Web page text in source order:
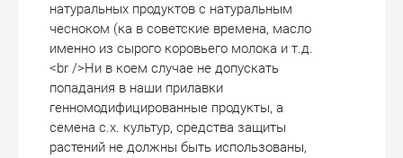
натуральных продуктов с натуральным
чесноком (ка в советские времена, масло
именно из сырого коровьего молока и т.д.
<br />Ни в коем случае не допускать
попадания в наши прилавки
генномодифицированные продукты, а
семена с.х. культур, средства защиты
растений не должны быть использованы,